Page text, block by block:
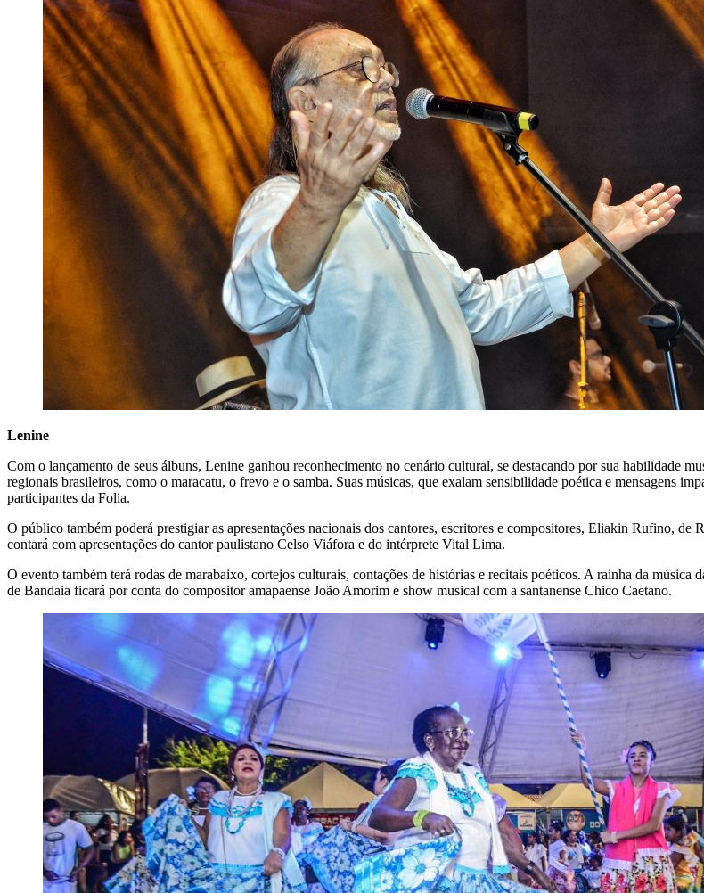
Lenine
Com o lançamento de seus álbuns, Lenine ganhou reconhecimento no cenário cultural, se destacando por sua habilidade
regionais brasileiros, como o maracatu, o frevo e o samba. Suas músicas, que exalam sensibilidade poética e mensagens
participantes da Folia.
O público também poderá prestigiar as apresentações nacionais dos cantores, escritores e compositores, Eliakin Rufino,
contará com apresentações do cantor paulistano Celso Viáfora e do intérprete Vital Lima.
O evento também terá rodas de marabaixo, cortejos culturais, contações de histórias e recitais poéticos. A rainha da
de Bandaia ficará por conta do compositor amapaense João Amorim e show musical com a santanense Chico Caetano.